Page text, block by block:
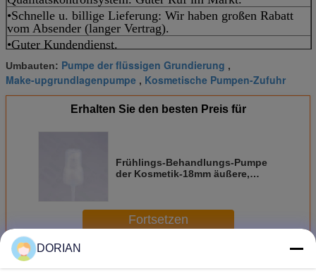
•Schnelle u. billige Lieferung: Wir haben großen Rabatt
vom Absender (langer Vertrag).
•Guter Kundendienst.
Umbauten: Pumpe der flüssigen Grundierung ,
Make-upgrundlagenpumpe , Kosmetische Pumpen-Zufuhr
Erhalten Sie den besten Preis für
Frühlings-Behandlungs-Pumpe
der Kosmetik-18mm äußere,
Fortsetzen
Mehr
DORIAN